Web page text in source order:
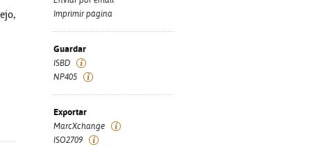
Imprimir página
Guardar
ISBD
NP405
Exportar
MarcXchange
ISO2709